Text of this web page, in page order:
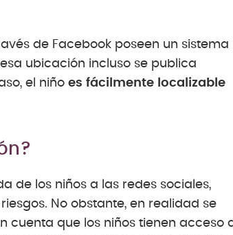
de Facebook poseen un sistema
ubicación incluso se publica
el niño es fácilmente localizable
de los niños a las redes sociales,
No obstante, en realidad se
cuenta que los niños tienen acceso